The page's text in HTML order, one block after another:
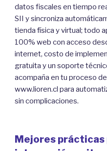
datos fiscales en tiempo
SII y sincroniza
tienda física y virtual; todo
100% web con acceso
internet, costo de
gratuita y un soporte
acompaña en tu proceso
www.lioren.cl para
sin complicaciones.
Mejores prácticas